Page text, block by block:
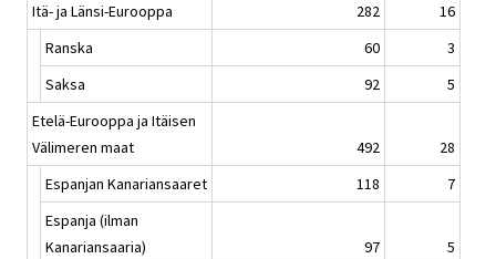
Itä- ja Länsi-Eurooppa
282
16
Ranska
60
3
Saksa
92
5
Etelä-Eurooppa ja Itäisen
Välimeren maat
492
28
Espanjan Kanariansaaret
118
7
Espanja (ilman
Kanariansaaria)
97
5